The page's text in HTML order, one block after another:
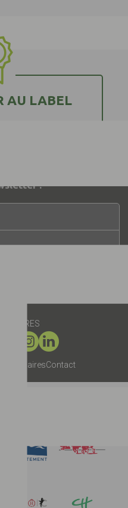
AU LABEL
!
EquuRES
PartenairesContact